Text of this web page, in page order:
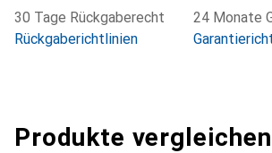
30 Tage Rückgaberecht
Rückgaberichtlinien
24 Monate
Produkte vergleichen